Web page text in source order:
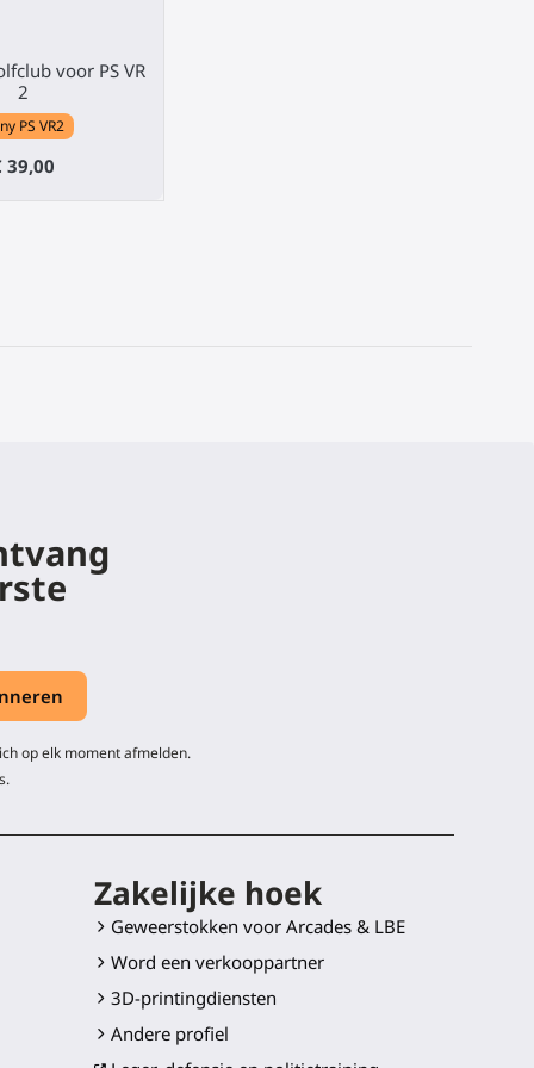
voor PS VR
2
PS VR2
39,00
op elk moment afmelden.
Zakelijke hoek
Geweerstokken voor Arcades & LBE
Word een verkooppartner
3D-printingdiensten
Andere profiel